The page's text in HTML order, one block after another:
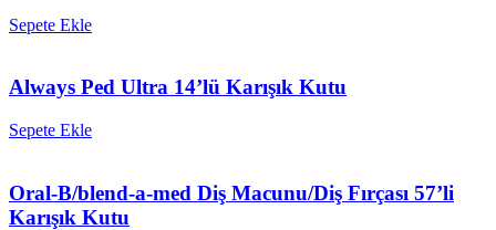
Sepete Ekle
Always Ped Ultra 14’lü Karışık Kutu
Sepete Ekle
Oral-B/blend-a-med Diş Macunu/Diş Fırçası 57’li
Karışık Kutu